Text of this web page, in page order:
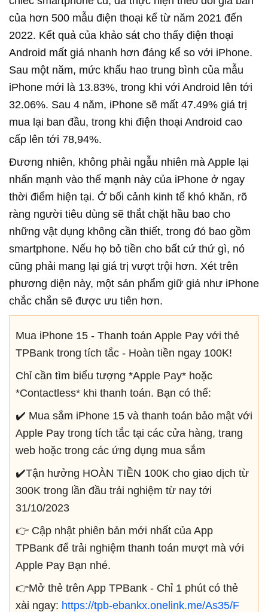
của hơn 500 mẫu điện thoại kể từ năm 2021 đến
2022. Kết quả của khảo sát cho thấy điện thoại
Android mất giá nhanh hơn đáng kể so với iPhone.
Sau một năm, mức khấu hao trung bình của mẫu
iPhone mới là 13.83%, trong khi với Android lên tới
32.06%. Sau 4 năm, iPhone sẽ mất 47.49% giá trị
mua lại ban đầu, trong khi điện thoại Android cao
cấp lên tới 78,94%.
Đương nhiên, không phải ngẫu nhiên mà Apple lại
nhấn mạnh vào thế mạnh này của iPhone ở ngay
thời điểm hiện tại. Ở bối cảnh kinh tế khó khăn, rõ
ràng người tiêu dùng sẽ thắt chặt hầu bao cho
những vật dụng không cần thiết, trong đó bao gồm
smartphone. Nếu họ bỏ tiền cho bất cứ thứ gì, nó
cũng phải mang lại giá trị vượt trội hơn. Xét trên
phương diện này, một sản phẩm giữ giá như iPhone
chắc chắn sẽ được ưu tiên hơn.
Mua iPhone 15 - Thanh toán Apple Pay với thẻ
TPBank trong tích tắc - Hoàn tiền ngay 100K!
Chỉ cần tìm biểu tượng *Apple Pay* hoặc
*Contactless* khi thanh toán. Bạn có thể:
✔️ Mua sắm iPhone 15 và thanh toán bảo mật với
Apple Pay trong tích tắc tại các cửa hàng, trang
web hoặc trong các ứng dụng mua sắm
✔️Tận hưởng HOÀN TIỀN 100K cho giao dịch từ
300K trong lần đầu trải nghiệm từ nay tới
31/10/2023
👉 Cập nhật phiên bản mới nhất của App
TPBank để trải nghiệm thanh toán mượt mà với
Apple Pay Bạn nhé.
👉Mở thẻ trên App TPBank - Chỉ 1 phút có thẻ
xài ngay: https://tpb-ebankx.onelink.me/As35/F